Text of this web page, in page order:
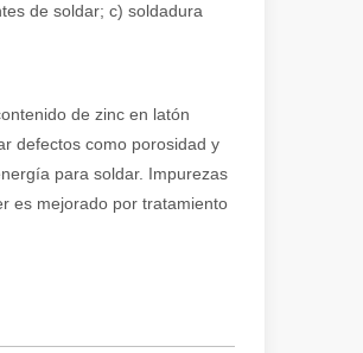
sobre los métodos de soldadura
de soldar; c) soldadura
de zinc en latón
defectos como porosidad y
para soldar. Impurezas
es mejorado por tratamiento